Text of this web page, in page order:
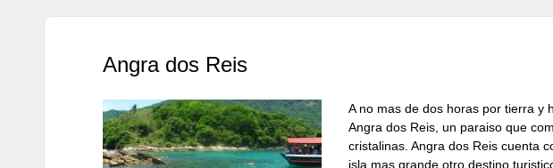
Habitaciones.
Las habitaciones disponen de
Angra dos Reis
A no mas de dos horas por tierra y
Angra dos Reis, un paraiso que
cristalinas. Angra dos Reis cuenta
isla mas grande otro destino